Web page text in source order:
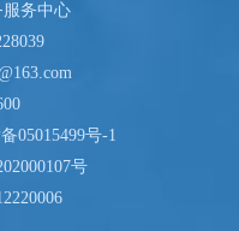
务中心
05015499号-1
号